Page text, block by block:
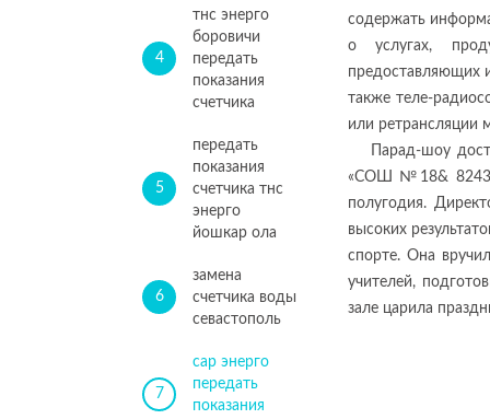
4
тнс энерго
боровичи
передать
показания
счетчика
5
передать
показания
счетчика тнс
энерго
йошкар ола
6
замена
счетчика воды
севастополь
7
сар энерго
передать
показания
содержать
о услугах,
предоставляющих
также теле-
или ретрансляции
Парад-шоу
«СОШ №18& 8243;
полугодия.
высоких
спорте. Она
учителей,
зале царила